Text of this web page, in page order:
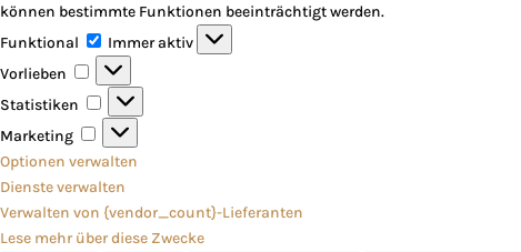
können bestimmte Funktionen beeinträchtigt werden.
Funktional
Funktional
Immer aktiv
Vorlieben
Vorlieben
Statistiken
Statistiken
Marketing
Marketing
Optionen verwalten
Dienste verwalten
Verwalten von {vendor_count}-Lieferanten
Lese mehr über diese Zwecke